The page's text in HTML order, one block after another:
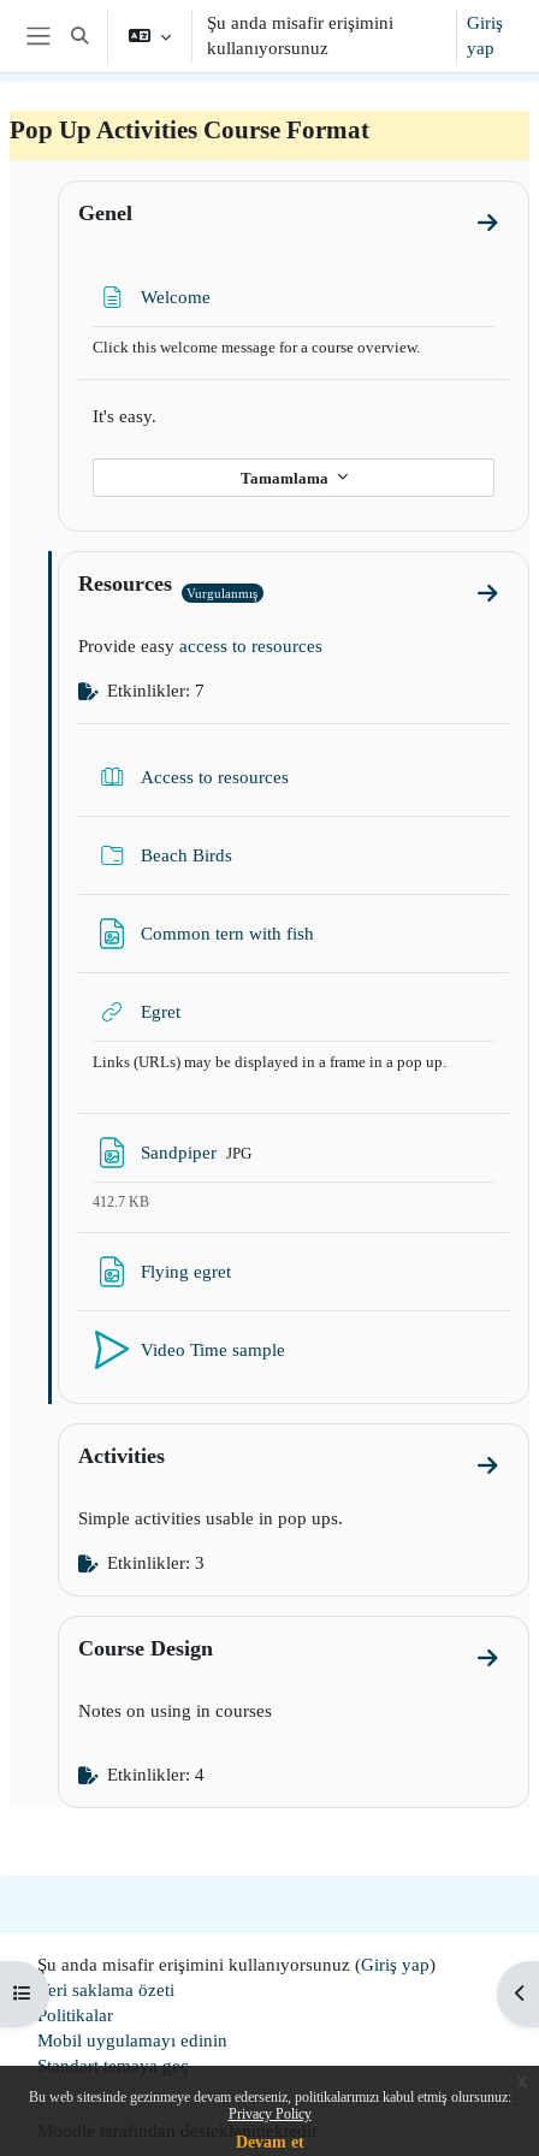
Ana içeriğe git
Bu web sitesinde gezinmeye devam ederseniz, politikalarımızı kabul etmiş olursunuz:
Privacy Policy
Devam et
Yan panel
Arama girişini değiştir
Şu anda misafir erişimini
kullanıyorsunuz
Giriş
yap
Kurs dizinini aç
Pop Up Activities Course Format
Bölüm anahatları
Genel
Genel
Welcome
Click this welcome message for a course overview.
Tamamlama
It's easy.
Resources Vurgulanmış
Provide easy access to resources
Etkinlikler: 7
Access to resourcesKitap
Beach BirdsKlasör
Common tern with fish
EgretURL
Links (URLs) may be displayed in a frame in a pop up.
Sandpiper Dosya
JPG
412.7 KB
Flying egretURL
Video Time sample
Activities
Simple activities usable in pop ups.
Etkinlikler: 3
Course Design
Notes on using in courses
Etkinlikler: 4
Şu anda misafir erişimini kullanıyorsunuz (Giriş yap)
Veri saklama özeti
Politikalar
Mobil uygulamayı edinin
Standart temaya geç
Moodle